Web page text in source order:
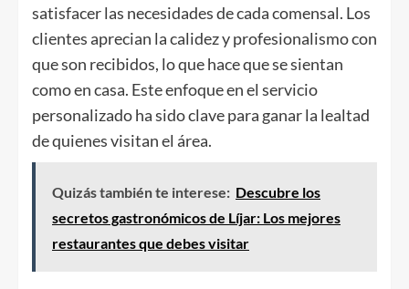
satisfacer las necesidades de cada comensal. Los
clientes aprecian la calidez y profesionalismo con
que son recibidos, lo que hace que se sientan
como en casa. Este enfoque en el servicio
personalizado ha sido clave para ganar la lealtad
de quienes visitan el área.
Quizás también te interese: Descubre los
secretos gastronómicos de Líjar: Los mejores
restaurantes que debes visitar